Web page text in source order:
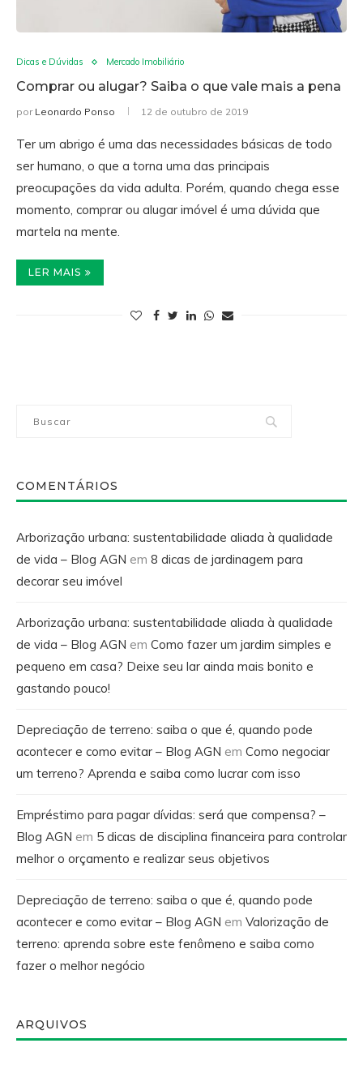
Dicas e Dúvidas Mercado Imobiliário
Comprar ou alugar? Saiba o que vale mais a pena
por Leonardo Ponso 12 de outubro de 2019
Ter um abrigo é uma das necessidades básicas de todo
ser humano, o que a torna uma das principais
preocupações da vida adulta. Porém, quando chega esse
momento, comprar ou alugar imóvel é uma dúvida que
martela na mente.
LER MAIS
COMENTÁRIOS
Arborização urbana: sustentabilidade aliada à qualidade
de vida – Blog AGN em 8 dicas de jardinagem para
decorar seu imóvel
Arborização urbana: sustentabilidade aliada à qualidade
de vida – Blog AGN em Como fazer um jardim simples e
pequeno em casa? Deixe seu lar ainda mais bonito e
gastando pouco!
Depreciação de terreno: saiba o que é, quando pode
acontecer e como evitar – Blog AGN em Como negociar
um terreno? Aprenda e saiba como lucrar com isso
Empréstimo para pagar dívidas: será que compensa? –
Blog AGN em 5 dicas de disciplina financeira para controlar
melhor o orçamento e realizar seus objetivos
Depreciação de terreno: saiba o que é, quando pode
acontecer e como evitar – Blog AGN em Valorização de
terreno: aprenda sobre este fenômeno e saiba como
fazer o melhor negócio
ARQUIVOS